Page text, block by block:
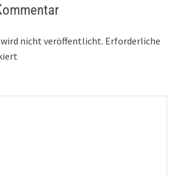
wird nicht veröffentlicht. Erforderliche